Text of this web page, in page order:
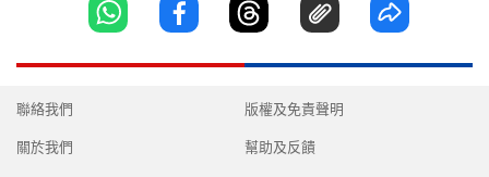
聯絡我們
關於我們
版權及免責聲明
幫助及反饋